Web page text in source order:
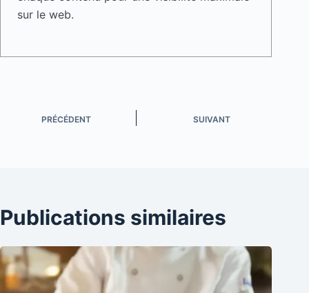
sur le web.
PRÉCÉDENT SUIVANT
Publications similaires